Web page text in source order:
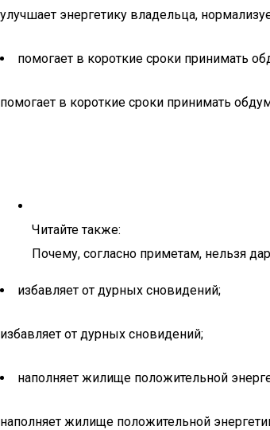
улучшает энергетику владельца,
помогает в короткие сроки принимать
помогает в короткие сроки принимать
Читайте также:
Почему, согласно приметам, нельзя
избавляет от дурных сновидений;
избавляет от дурных сновидений;
наполняет жилище положительной
наполняет жилище положительной